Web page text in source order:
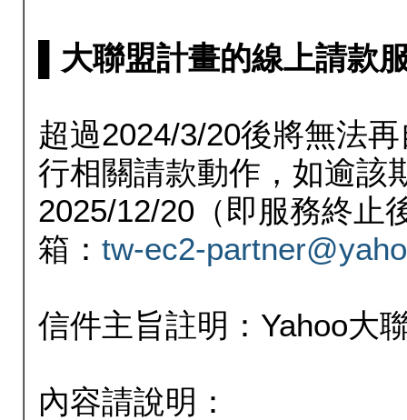
▌大聯盟計畫的線上請款
超過2024/3/20後將無法
行相關請款動作，如逾該
2025/12/20（即服務終止
箱： tw-ec2-
信件主旨註明：Yahoo大
內容請說明：